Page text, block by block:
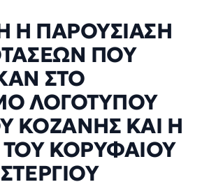
Η ΠΑΡΟΥΣΙΑΣΗ
ΠΟΥ
ΣΤΟ
ΛΟΓΟΤΥΠΟΥ
ΚΟΖΑΝΗΣ ΚΑΙ Η
ΚΟΡΥΦΑΙΟΥ